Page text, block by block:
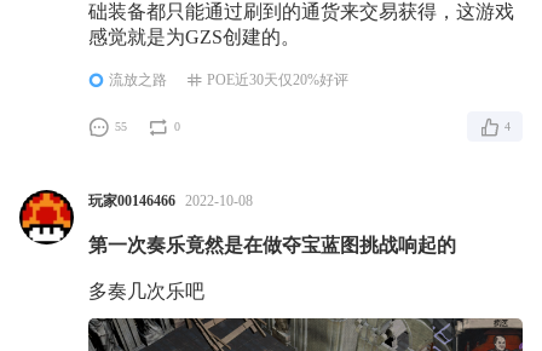
础装备都只能通过刷到的通货来交易获得，这游戏
感觉就是为GZS创建的。
流放之路 POE近30天仅20%好评
55 0 4
玩家00146466 2022-10-08
第一次奏乐竟然是在做夺宝蓝图挑战响起的
多奏几次乐吧